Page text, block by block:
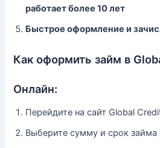
работает более 10 лет
Быстрое оформление и
Как оформить займ в
Онлайн:
Перейдите на сайт Global
Выберите сумму и срок займа